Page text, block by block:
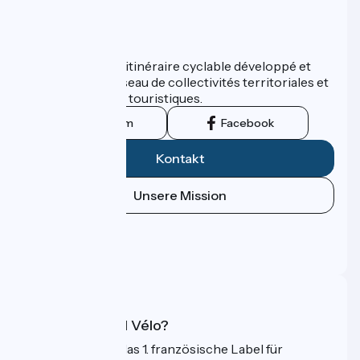
ViaRhôna est un itinéraire cyclable développé et
promu par un réseau de collectivités territoriales et
leurs institutions touristiques.
Instagram Facebook
Kontakt
Unsere Mission
Was ist Accueil Vélo?
Accueil Vélo ist das 1. französische Label für